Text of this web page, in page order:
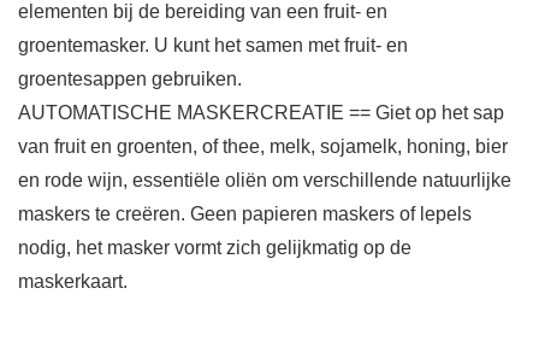
elementen bij de bereiding van een fruit- en
groentemasker. U kunt het samen met fruit- en
groentesappen gebruiken.
AUTOMATISCHE MASKERCREATIE == Giet op het sap
van fruit en groenten, of thee, melk, sojamelk, honing, bier
en rode wijn, essentiële oliën om verschillende natuurlijke
maskers te creëren. Geen papieren maskers of lepels
nodig, het masker vormt zich gelijkmatig op de
maskerkaart.